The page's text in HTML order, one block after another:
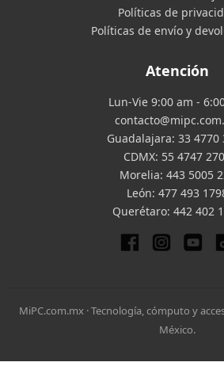
Políticas de
Políticas de envío y
Atención
Lun-Vie 9:00 am -
Guadalajara: 33 4770
CDMX: 55 4747
Morelia: 443 5005
León: 477 493
Querétaro: 442 402
MiPC.com.mx · Tecnología, cómputo y
México.